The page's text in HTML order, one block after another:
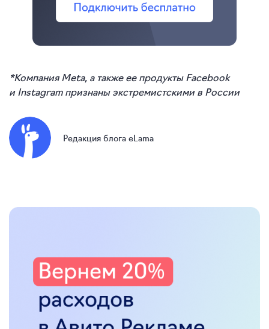
*Компания Meta, а также ее продукты Facebook
и Instagram признаны экстремистскими в России
Редакция блога eLama